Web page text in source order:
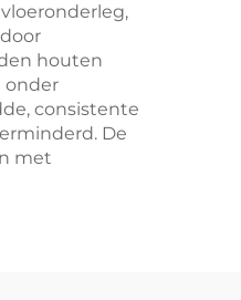
houten
onder
consistente
De
met